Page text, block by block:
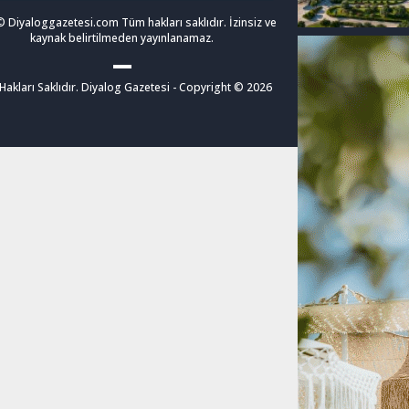
Diyaloggazetesi.com Tüm hakları saklıdır. İzinsiz ve
kaynak belirtilmeden yayınlanamaz.
Saklıdır. Diyalog Gazetesi - Copyright © 2026